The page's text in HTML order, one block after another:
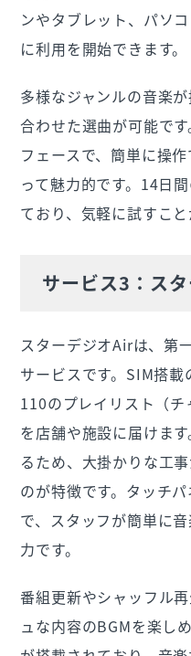
ンやタブレット、パソ
に利用を開始できます。
多様なジャンルの音楽
合わせた選曲が可能で
フェースで、簡単に操
って魅力的です。14日
ており、気軽に試すこと
サービス3：ス
スターデジオAirは、第
サービスです。SIM搭載
110のプレイリスト（
を店舗や施設に届けま
るため、大掛かりな工
のが特徴です。タッチ
で、スタッフが簡単に
力です。
番組更新やシャッフル
ュな内容のBGMを楽し